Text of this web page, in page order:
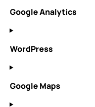
Google Analytics
WordPress
Google Maps